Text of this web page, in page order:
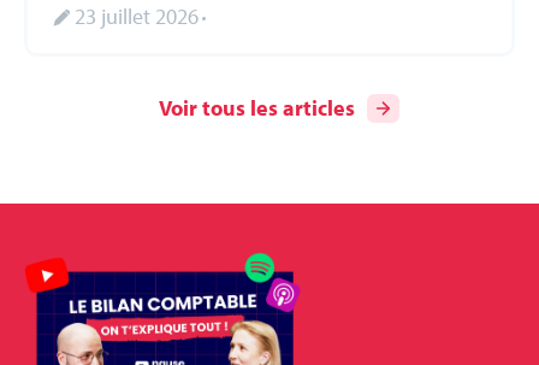
23 juillet 2026
Voir tous les articles